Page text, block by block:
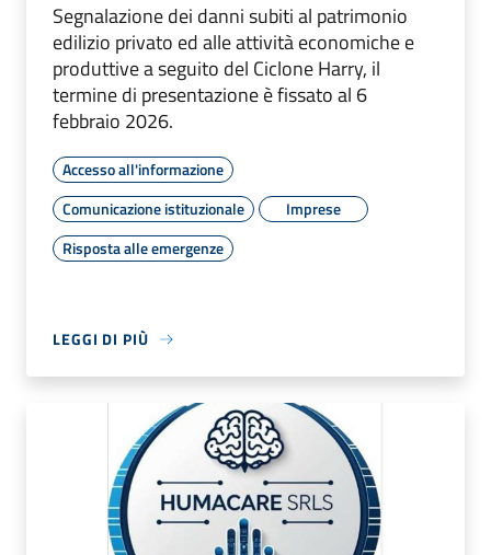
Segnalazione dei danni subiti al patrimonio
edilizio privato ed alle attività economiche e
produttive a seguito del Ciclone Harry, il
termine di presentazione è fissato al 6
febbraio 2026.
Accesso all'informazione
Comunicazione istituzionale
Imprese
Risposta alle emergenze
LEGGI DI PIÙ